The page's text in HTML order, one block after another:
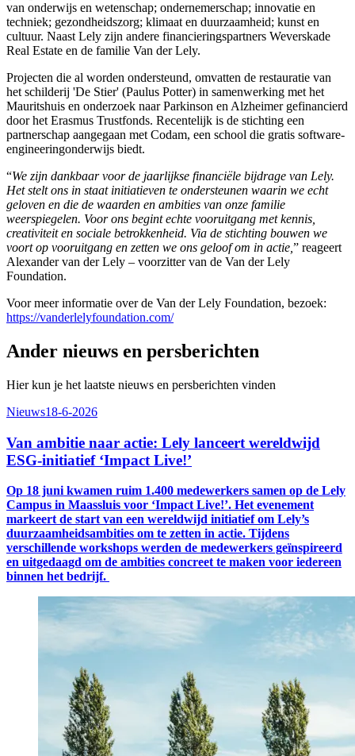
van onderwijs en wetenschap; ondernemerschap; innovatie en
techniek; gezondheidszorg; klimaat en duurzaamheid; kunst en
cultuur. Naast Lely zijn andere financieringspartners Weverskade
Real Estate en de familie Van der Lely.
Projecten die al worden ondersteund, omvatten de restauratie van
het schilderij 'De Stier' (Paulus Potter) in samenwerking met het
Mauritshuis en onderzoek naar Parkinson en Alzheimer gefinancierd
door het Erasmus Trustfonds. Recentelijk is de stichting een
partnerschap aangegaan met Codam, een school die gratis software-
engineeringonderwijs biedt.
“We zijn dankbaar voor de jaarlijkse financiële bijdrage van Lely.
Het stelt ons in staat initiatieven te ondersteunen waarin we echt
geloven en die de waarden en ambities van onze familie
weerspiegelen. Voor ons begint echte vooruitgang met kennis,
creativiteit en sociale betrokkenheid. Via de stichting bouwen we
voort op vooruitgang en zetten we ons geloof om in actie, ” reageert
Alexander van der Lely – voorzitter van de Van der Lely
Foundation.
Voor meer informatie over de Van der Lely Foundation, bezoek:
https://vanderlelyfoundation.com/
Ander nieuws en persberichten
Hier kun je het laatste nieuws en persberichten vinden
Nieuws18-6-2026
Van ambitie naar actie: Lely lanceert wereldwijd
ESG-initiatief ‘Impact Live!’
Op 18 juni kwamen ruim 1.400 medewerkers samen op de Lely
Campus in Maassluis voor ‘Impact Live!’. Het evenement
markeert de start van een wereldwijd initiatief om Lely’s
duurzaamheidsambities om te zetten in actie. Tijdens
verschillende workshops werden de medewerkers geïnspireerd
en uitgedaagd om de ambities concreet te maken voor iedereen
binnen het bedrijf.